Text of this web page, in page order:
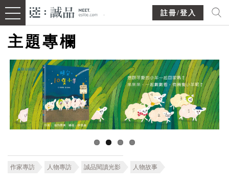
註冊/登入
主題專欄
作家專訪 人物專訪 誠品閱讀光影 人物故事